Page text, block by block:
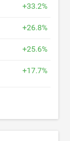
+33.2%
+26.8%
+25.6%
+17.7%